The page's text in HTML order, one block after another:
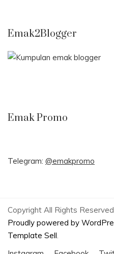
Emak2Blogger
Emak Promo
Telegram: @emakpromo
Copyright All Rights
Proudly powered by
Template Sell.